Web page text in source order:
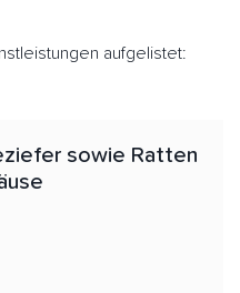
aufgelistet:
sowie Ratten